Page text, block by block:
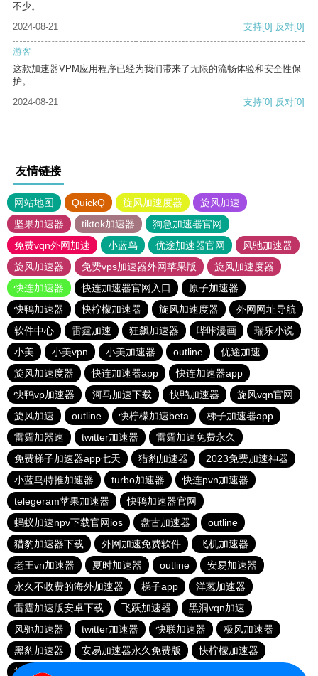
不少。
2024-08-21
支持[0] 反对[0]
游客
这款加速器VPM应用程序已经为我们带来了无限的流畅体验和安全性保
护。
2024-08-21
支持[0] 反对[0]
友情链接
网站地图 QuickQ 旋风加速度器
旋风加速
坚果加速器
tiktok加速器
狗急加速器官网
免费vqn外网加速
小蓝鸟 优途加速器官网
风驰加速器
旋风加速器
免费vps加速器外网苹果版
旋风加速度器
快连加速器
快连加速器官网入口
原子加速器
快鸭加速器
快柠檬加速器 旋风加速度器
外网网址导航
软件中心
雷霆加速 狂飙加速器 哔咔漫画
瑞乐小说
小美
小美vpn 小美加速器 outline
优途加速
旋风加速度器
快连加速器app
快连加速器app
快鸭vp加速器
河马加速下载 快鸭加速器
旋风vqn官网
旋风加速
outline 快柠檬加速beta
梯子加速器app
雷霆加器速
twitter加速器
雷霆加速免费永久
免费梯子加速器app七天
猎豹加速器
2023免费加速神器
小蓝鸟特推加速器
turbo加速器
快连pvn加速器
telegeram苹果加速器
快鸭加速器官网
蚂蚁加速npv下载官网ios
盘古加速器
outline
猎豹加速器下载
外网加速免费软件
飞机加速器
老王vn加速器
夏时加速器 outline
安易加速器
永久不收费的海外加速器
梯子app
洋葱加速器
雷霆加速版安卓下载
飞跃加速器
黑洞vqn加速
风驰加速器
twitter加速器 快联加速器
极风加速器
黑豹加速器
安易加速器永久免费版
快柠檬加速器
旋风加速度器